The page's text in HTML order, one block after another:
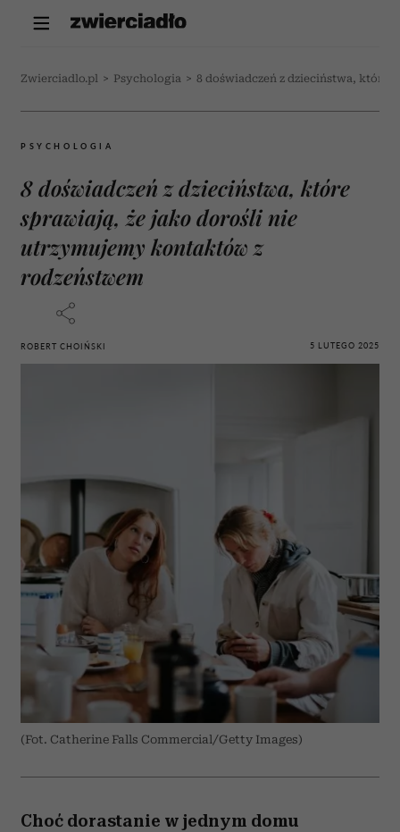
Zwierciadlo.pl > Psychologia > 8 doświadczeń z dzieciństwa, które
PSYCHOLOGIA
8 doświadczeń z dzieciństwa, które
sprawiają, że jako dorośli nie
utrzymujemy kontaktów z
rodzeństwem
ROBERT CHOIŃSKI 5 LUTEGO 2025
(Fot. Catherine Falls Commercial/Getty Images)
Choć dorastanie w jednym domu